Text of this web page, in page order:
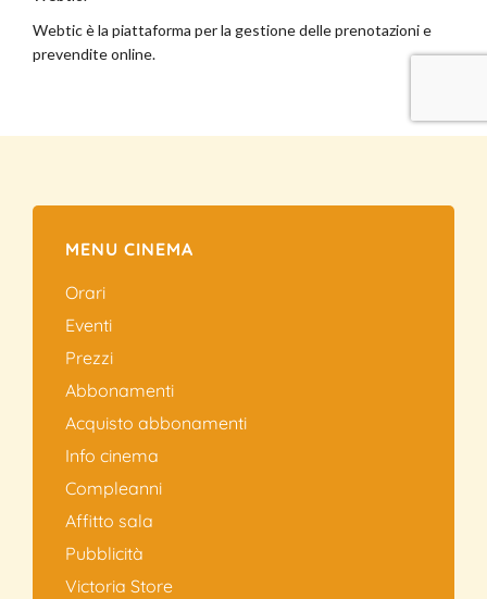
MENU CINEMA
Orari
Eventi
Prezzi
Abbonamenti
Acquisto abbonamenti
Info cinema
Compleanni
Affitto sala
Pubblicità
Victoria Store